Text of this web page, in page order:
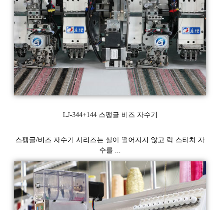
LJ-344+144 스팽글 비즈 자수기
스팽글/비즈 자수기 시리즈는 실이 떨어지지 않고 락 스티치 자
수를 ...